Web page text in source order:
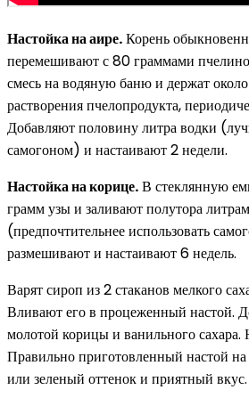
Настойка на аире.Корень
перемешивают с 80 граммами
смесь на водяную баню и держат
растворения пчелопродукта,
Добавляют половину литра водки
самогоном) и настаивают 2 недели.
Настойка на корице.В стеклянную
грамм узы и заливают полутора
(предпочтительнее использовать
размешивают и настаивают 6 недель.
Варят сироп из 2 стаканов мелкого
Вливают его в процеженный настой.
молотой корицы и ванильного сахара.
Правильно приготовленный настой
или зеленый оттенок и приятный вкус.